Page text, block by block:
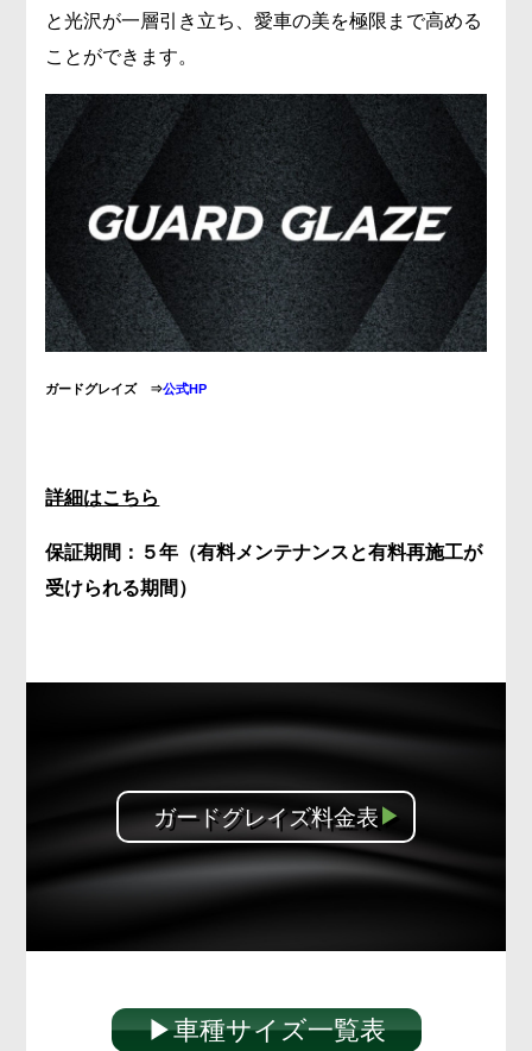
と光沢が一層引き立ち、愛車の美を極限まで高める
ことができます。
ガードグレイズ ⇒公式HP
詳細はこちら
保証期間：５年（有料メンテナンスと有料再施工が
受けられる期間）
ガードグレイズ料金表
▶︎車種サイズ一覧表